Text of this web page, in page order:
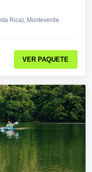
Rica), Monteverde
VER PAQUETE